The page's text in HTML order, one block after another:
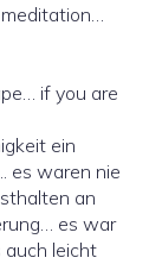
if you are
ein
es waren nie
an
es war
auch leicht